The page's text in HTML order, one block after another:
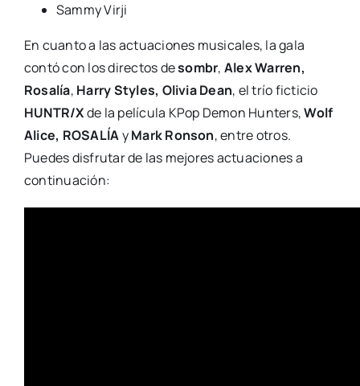
Sammy Virji
En cuanto a las actuaciones musicales, la gala
contó con los directos desombr, Alex Warren,
Rosalía, Harry Styles, Olivia Dean, el trío ficticio
HUNTR/Xde la película KPop Demon Hunters,Wolf
Alice, ROSALÍAyMark Ronson, entre otros.
Puedes disfrutar de las mejores actuaciones a
continuación: